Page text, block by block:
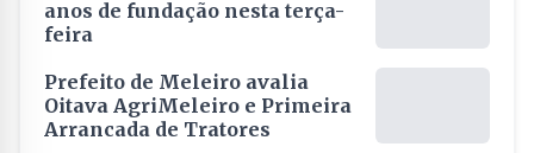
anos de fundação nesta terça-
feira
Prefeito de Meleiro avalia
Oitava AgriMeleiro e Primeira
Arrancada de Tratores